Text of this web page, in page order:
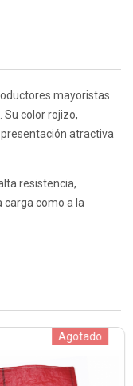
mayoristas
color rojizo,
atractiva
resistencia,
carga como a la
Agotado